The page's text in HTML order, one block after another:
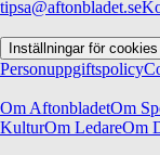
tipsa@aftonbladet.se
Inställningar för cookies
Personuppgiftspolicy
Om AftonbladetOm
KulturOm LedareOm